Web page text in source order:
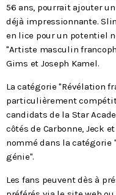
56 ans, pourrait ajouter
déjà impressionnante.
en lice pour un potentiel
"Artiste masculin
Gims et Joseph Kamel.
La catégorie "Révélation
particulièrement
candidats de la Star
côtés de Carbonne, Jeck
nommé dans la
génie".
Les fans peuvent dès à